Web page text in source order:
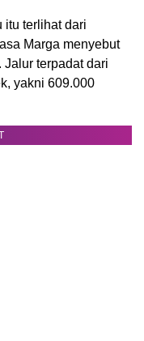
itu terlihat dari
Marga menyebut
terpadat dari
yakni 609.000